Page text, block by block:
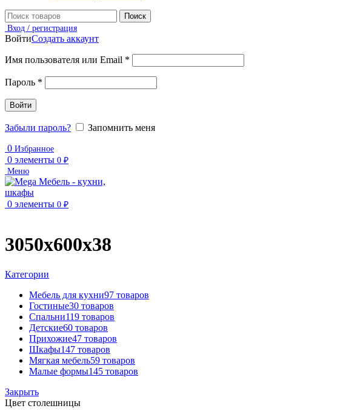
Поиск
Вход / регистрация
ВойтиСоздать аккаунт
Имя пользователя или Email *
Пароль *
Войти
Забыли пароль?
Запомнить меня
0 Избранное
0 элементы 0 ₽
Меню
0 элементы 0 ₽
3050х600х38
Категории
Мебель для кухни97 товаров
Гостиные30 товаров
Спальни119 товаров
Детские60 товаров
Прихожие47 товаров
Шкафы147 товаров
Мягкая мебель59 товаров
Малые формы145 товаров
Закрыть
Цвет столешницы